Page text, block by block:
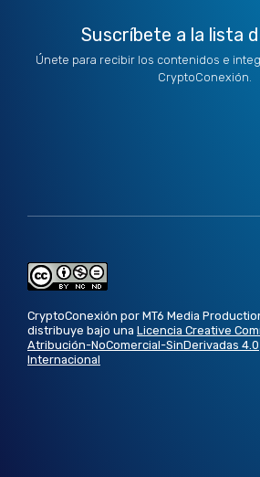
Suscríbete a la lista
Únete para recibir los contenidos e
CryptoConexión.
CryptoConexión por MT6 Media
distribuye bajo una Licencia Creative
Atribución-NoComercial-SinDerivadas 4.0
Internacional